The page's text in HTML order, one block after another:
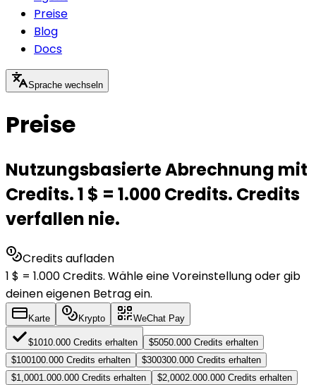
Preise
Blog
Docs
Sprache wechseln
Preise
Nutzungsbasierte Abrechnung mit
Credits. 1 $ = 1.000 Credits. Credits
verfallen nie.
Credits aufladen
1 $ = 1.000 Credits. Wähle eine Voreinstellung oder gib
deinen eigenen Betrag ein.
Karte Krypto WeChat Pay
$1010.000 Credits erhalten $5050.000 Credits erhalten
$100100.000 Credits erhalten $300300.000 Credits erhalten
$1,0001.000.000 Credits erhalten $2,0002.000.000 Credits erhalten